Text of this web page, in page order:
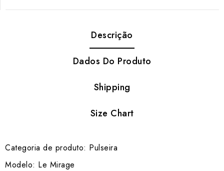
Descrição
Dados Do Produto
Shipping
Size Chart
Categoria de produto: Pulseira
Modelo: Le Mirage